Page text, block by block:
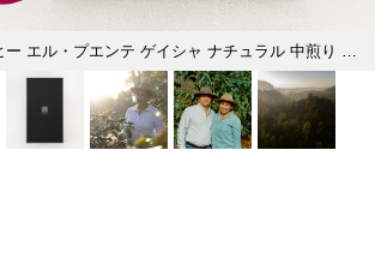
ゲイシャアイスコーヒー エル・プエンテ ゲイシャ ナチュラル 中煎り 2本入り